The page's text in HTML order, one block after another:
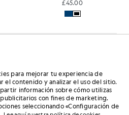
£45.00
para mejorar tu experiencia de
el contenido y analizar el uso del sitio.
información sobre cómo utilizas
con fines de marketing.
seleccionando «Configuración de